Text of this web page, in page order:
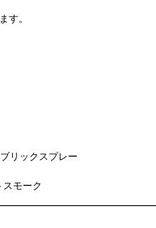
す。
リックスプレー
モーク